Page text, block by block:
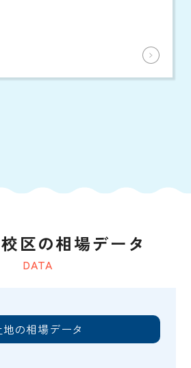
DATA
区の相場データ
地の相場データ